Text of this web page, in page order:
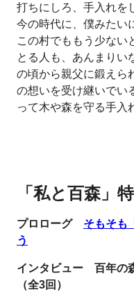
打ちにしろ、手入れを
今の時代に、僕みたい
この村でももう少ない
とる人も、あんまりい
の頃から親父に鍛えら
の想いを受け継いでい
って木や森を守る手入
「私と百森」
プロローグ そもそも
う
インタビュー 百年の
（全3回）